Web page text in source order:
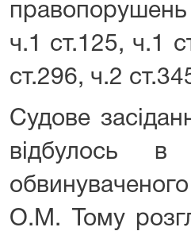
правопорушень
ч.1 ст.125, ч.1
ст.296, ч.2
Судове
відбулось
О.М. Тому